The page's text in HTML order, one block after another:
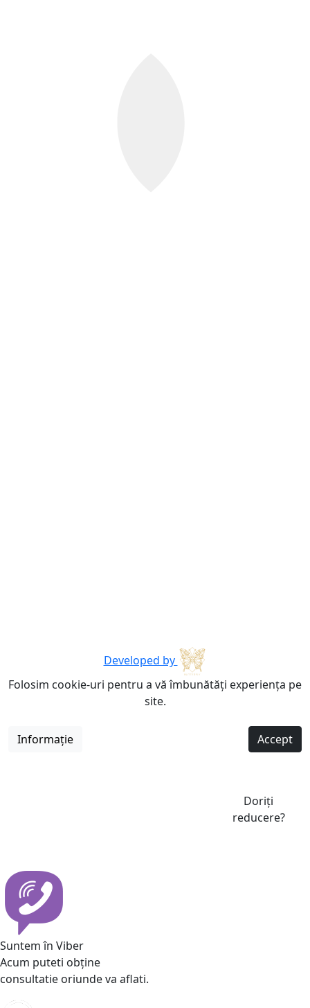
Developed by
Folosim cookie-uri pentru a vă îmbunătăți experiența pe
site.
Informație Accept
Doriți
reducere?
Suntem în Viber
Acum puteti obține
consultatie oriunde va aflati.